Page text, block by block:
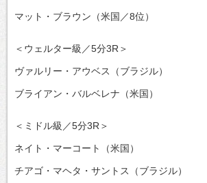
マット・ブラウン（米国／8位）
＜ウェルター級／5分3R＞
ヴァルリー・アウベス（ブラジル）
ブライアン・バルベレナ（米国）
＜ミドル級／5分3R＞
ネイト・マーコート（米国）
チアゴ・マヘタ・サントス（ブラジル）